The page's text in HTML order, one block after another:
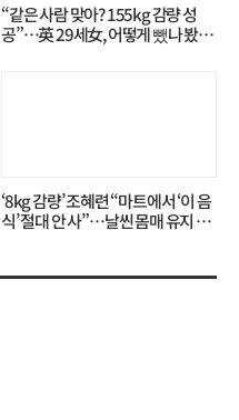
“같은 사람 맞아? 155kg 감량 성
공”…英 29세女, 어떻게 뺐나 봤더
‘8kg 감량’ 조혜련 “마트에서 ‘이 음
식’ 절대 안 사”…날씬 몸매 유지 비